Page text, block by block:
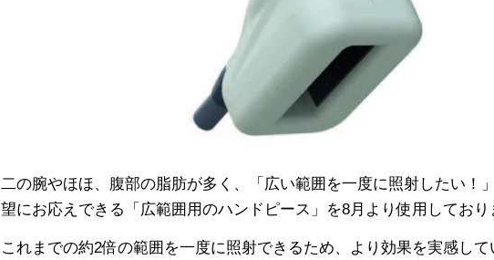
二の腕やほほ、腹部の脂肪が多く、「広い範囲を一度に照射したい！
望にお応えできる「広範囲用のハンドピース」を8月より使用しており
これまでの約2倍の範囲を一度に照射できるため、より効果を実感して